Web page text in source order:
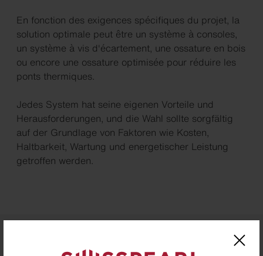
En fonction des exigences spécifiques du projet, la
solution optimale peut être un système à consoles,
un système à vis d'écartement, une ossature en bois
ou encore une ossature optimisée pour réduire les
ponts thermiques.
Jedes System hat seine eigenen Vorteile und
Herausforderungen, und die Wahl sollte sorgfältig
auf der Grundlage von Faktoren wie Kosten,
Haltbarkeit, Wartung und energetischer Leistung
getroffen werden.